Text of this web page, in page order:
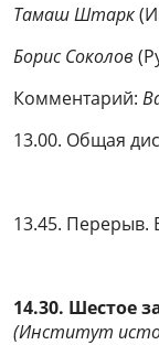
ТамашШтарк
Борис Соколов
Комментарий:
13.00. Общая
13.45. Перерыв.
14.30. Шестое
(Институт